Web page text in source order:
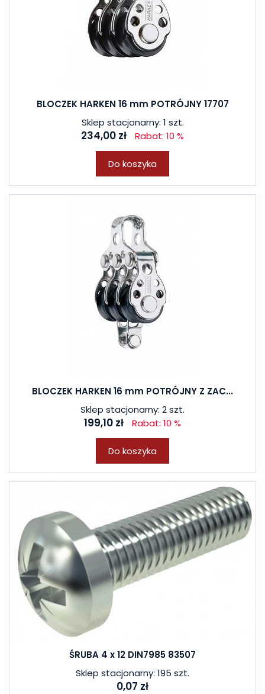
BLOCZEK HARKEN 16 mm POTRÓJNY 17707
Sklep stacjonarny: 1 szt.
234,00 zł Rabat: 10 %
Do koszyka
BLOCZEK HARKEN 16 mm POTRÓJNY Z ZAC...
Sklep stacjonarny: 2 szt.
199,10 zł Rabat: 10 %
Do koszyka
ŚRUBA 4 x 12 DIN7985 83507
Sklep stacjonarny: 195 szt.
0,07 zł